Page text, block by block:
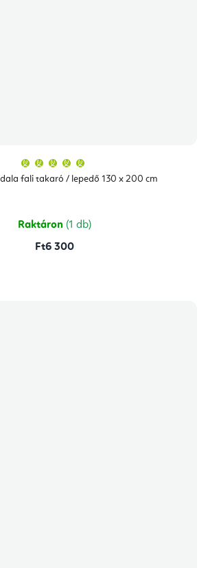
fali takaró / lepedő 130 x 200 cm
átlagos
értékelése
csillag.
Raktáron (1 db)
Ft6 300